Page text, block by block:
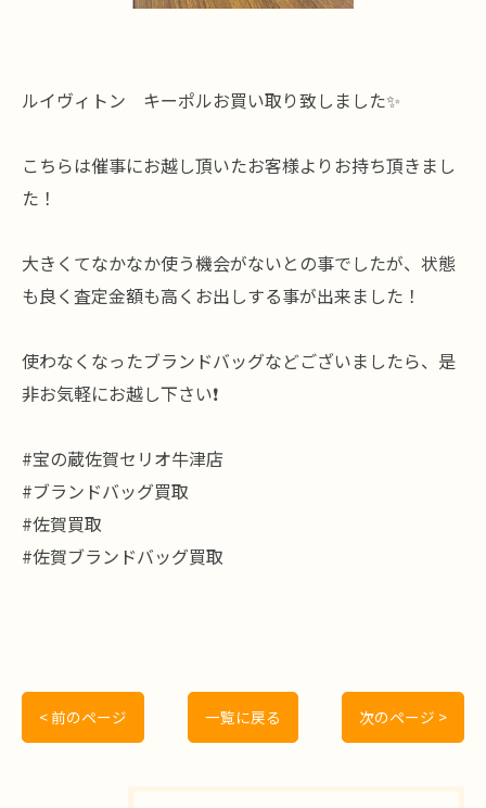
ルイヴィトン キーポルお買い取り致しました✨
こちらは催事にお越し頂いたお客様よりお持ち頂きまし
た！
大きくてなかなか使う機会がないとの事でしたが、状態
も良く査定金額も高くお出しする事が出来ました！
使わなくなったブランドバッグなどございましたら、是
非お気軽にお越し下さい❗️
#宝の蔵佐賀セリオ牛津店
#ブランドバッグ買取
#佐賀買取
#佐賀ブランドバッグ買取
< 前のページ 一覧に戻る 次のページ >